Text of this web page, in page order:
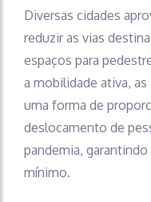
Diversas cidades
reduzir as vias
espaços para
a mobilidade ativa, as
uma forma de
deslocamento de
pandemia,
mínimo.